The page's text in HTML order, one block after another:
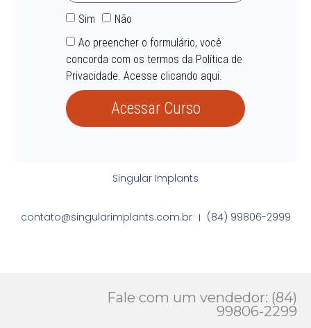
Sim
Não
Ao preencher o formulário, você
concorda com os termos da Política de
Privacidade. Acesse clicando aqui.
Acessar Curso
Singular Implants
contato@singularimplants.com.br (84) 99806-2999
Fale com um vendedor: (84)
99806-2299